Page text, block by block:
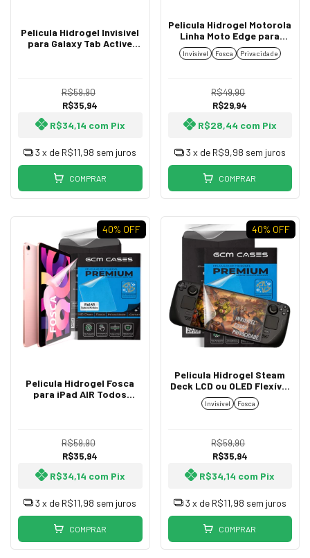
Pelicula Hidrogel Invisivel
para Galaxy Tab Active
R$59,90
R$35,94
R$34,14 com Pix
3 x de R$11,98 sem juros
COMPRAR
Pelicula Hidrogel Motorola
Linha Moto Edge para
Todos Modelos
Invisível Fosca Privacidade
R$49,90
R$29,94
R$28,44 com Pix
3 x de R$9,98 sem juros
COMPRAR
40% OFF
Pelicula Hidrogel Fosca
para iPad AIR Todos
R$59,90
R$35,94
R$34,14 com Pix
3 x de R$11,98 sem juros
COMPRAR
40% OFF
Pelicula Hidrogel Steam
Deck LCD ou OLED Flexível
Transparente Resistente
TPU Premium
Invisível Fosca
R$59,90
R$35,94
R$34,14 com Pix
3 x de R$11,98 sem juros
COMPRAR